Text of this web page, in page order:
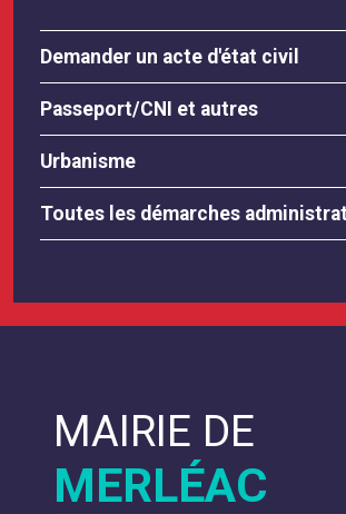
Demander un acte d'état civil
Passeport/CNI et autres
Urbanisme
Toutes les démarches
MAIRIE DE
MERLÉAC